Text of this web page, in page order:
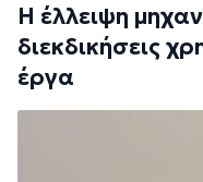
Η έλλειψη
διεκδικήσεις
έργα